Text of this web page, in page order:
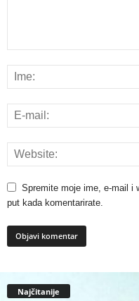
Spremite moje ime, e-mail i
put kada komentarirate.
Najčitanije